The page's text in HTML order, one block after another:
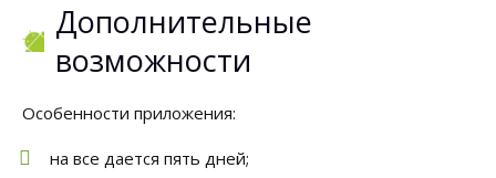
Дополнительные
возможности
Особенности приложения:
на все дается пять дней;